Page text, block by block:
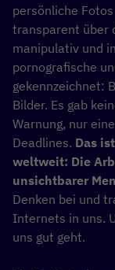
persönliche
transparent über
manipulativ und
pornografische
gekennzeichnet:
Bilder. Es gab
Warnung, nur
Deadlines. Das
weltweit: Die
unsichtbarer
Denken bei und
Internets in uns.
uns gut geht.